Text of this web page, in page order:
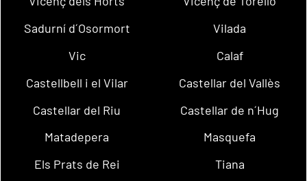
Sadurní d´Osormort
Vilada
Vic
Calaf
Castellbell i el Vilar
Castellar del Vallès
Castellar del Riu
Castellar de n´Hug
Matadepera
Masquefa
Els Prats de Rei
Tiana